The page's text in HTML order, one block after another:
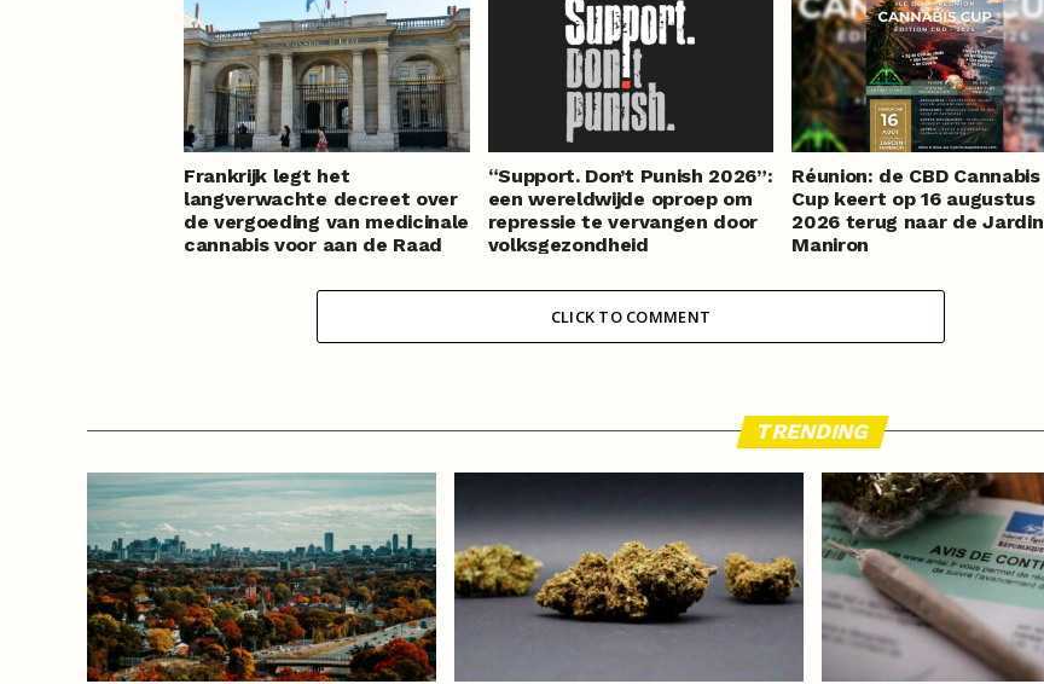
maandenlange vertraging
Frankrijk legt het
langverwachte decreet over
de vergoeding van medicinale
cannabis voor aan de Raad
“Support. Don’t Punish 2026”:
een wereldwijde oproep om
repressie te vervangen door
volksgezondheid
Réunion: de CBD Cannabis
Cup keert op 16 augustus
2026 terug naar de Jardin
Maniron
CLICK TO COMMENT
TRENDING